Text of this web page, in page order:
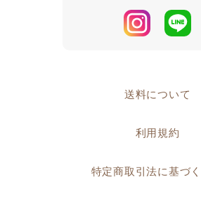
送料について
利用規約
特定商取引法に基づ